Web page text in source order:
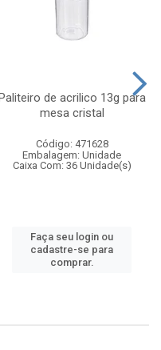
de acrilico 13g para
mesa cristal
Código: 471628
Embalagem: Unidade
Caixa Com: 36 Unidade(s)
Faça seu login ou
cadastre-se para
comprar.